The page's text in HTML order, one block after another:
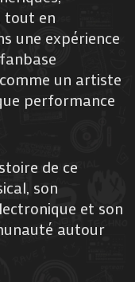
tout en
une expérience
un artiste
performance
de ce
son
et son
autour